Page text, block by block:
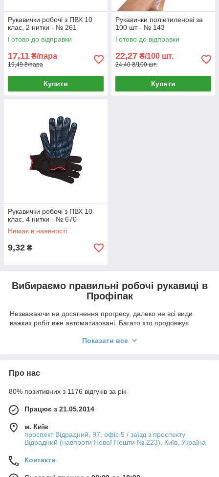
Рукавички робочі з ПВХ 10
клас, 2 нитки - № 261
Готово до відправки
17,11 ₴/пара
19,49 ₴/пара
Купити
Рукавички поліетиленові за
100 шт - № 143
Готово до відправки
22,27 ₴/100 шт.
24,40 ₴/100 шт.
Купити
Рукавички робочі з ПВХ 10
клас, 4 нитки - № 670
Немає в наявності
9,32 ₴
Вибираємо правильні робочі рукавиці в
Профіпак
Незважаючи на досягнення прогресу, далеко не всі види
важких робіт вже автоматизовані. Багато хто продовжує
дрібного сміття, прибирання, сортування овочів, складування
робочі, підібрані по щільності, розміру і ступеня захисту.
Традиційні рукавички на бавовняній основі з ПВХ широко
використовуються для виконання грубих робіт. Наприклад: в
садівництві, будівельної галузі, для прибирання всередині і
зовні приміщень, на торгових складах і т.п. Крім них, у нас ви
можете замовити і інші види:
Для офіціантів - білого кольору, з щільної тканини.
Відрізняються відмінною посадкою, що повторює
кроєм. Зберігають високу рухливість пальців, гнучкість
Показати все
Про нас
80% позитивних з 1176 відгуків за рік
Працює з 21.05.2014
м. Київ
проспект Відрадний, 97, офіс 5 / заїзд з проспекту
Відрадний (навпроти Нової Пошти № 223), Київ, Україна
Контакти